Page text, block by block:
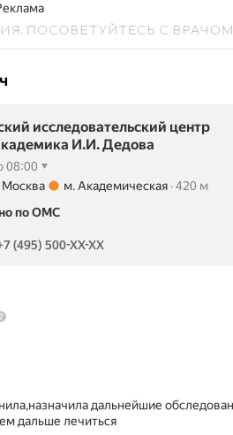
исследовательский центр
И.И. Дедова
08:00
Москва
м. Академическая 420 м
по ОМС
(495) 500-XX-XX
дальнейшие
дальше лечиться